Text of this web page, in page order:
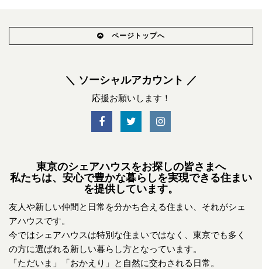
ページトップへ
＼ ソーシャルアカウント ／
応援お願いします！
東京のシェアハウスをお探しの皆さまへ
私たちは、安心で豊かな暮らしを実現できる住まい
を提供しています。
友人や新しい仲間と日常を分かち合える住まい、それがシェ
アハウスです。
今ではシェアハウスは特別な住まいではなく、東京でも多く
の方に選ばれる新しい暮らし方となっています。
「ただいま」「おかえり」と自然に交わされる日常。